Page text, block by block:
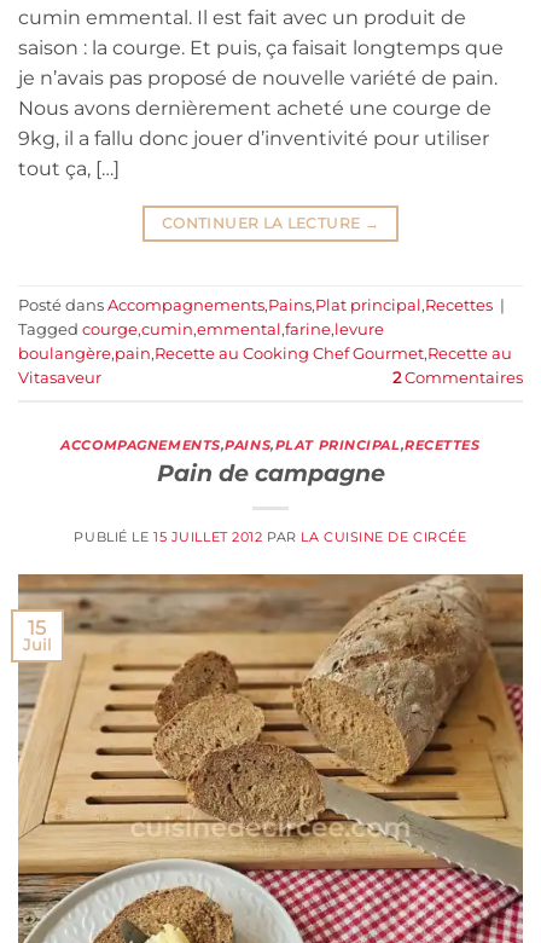
cumin emmental. Il est fait avec un produit de
saison : la courge. Et puis, ça faisait longtemps que
je n’avais pas proposé de nouvelle variété de pain.
Nous avons dernièrement acheté une courge de
9kg, il a fallu donc jouer d’inventivité pour utiliser
tout ça, […]
CONTINUER LA LECTURE →
Posté dans Accompagnements,Pains,Plat principal ,Recettes |
Tagged courge,cumin,emmental ,farine,levure
boulangère,pain,Recette au Cooking Chef Gourmet,Recette au
Vitasaveur
2Commentaires
ACCOMPAGNEMENTS,PAINS,PLAT PRINCIPAL,RECETTES
Pain de campagne
PUBLIÉ LE15 JUILLET 2012 PAR LA CUISINE DE CIRCÉE
15
Juil